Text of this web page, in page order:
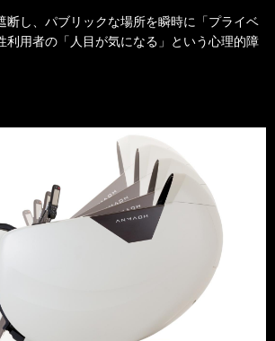
断し、パブリックな場所を瞬時に「プライベ
利用者の「人目が気になる」という心理的障